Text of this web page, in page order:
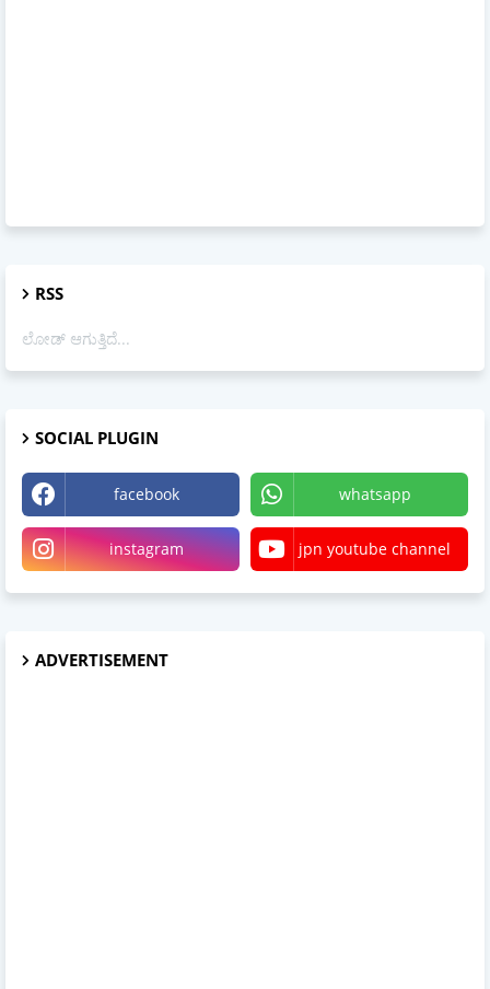
RSS
ಲೋಡ್ ಆಗುತ್ತಿದೆ...
SOCIAL PLUGIN
facebook whatsapp
instagram jpn youtube channel
ADVERTISEMENT